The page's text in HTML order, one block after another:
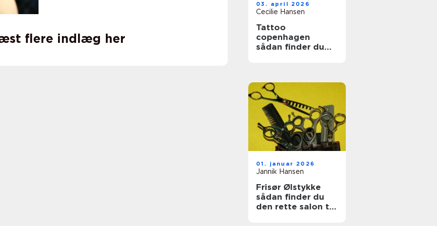
flere indlæg her
03. april 2026
Cecilie Hansen
Tattoo
copenhagen
sådan finder du
01. januar 2026
Jannik Hansen
Frisør Ølstykke
sådan finder du
den rette salon til